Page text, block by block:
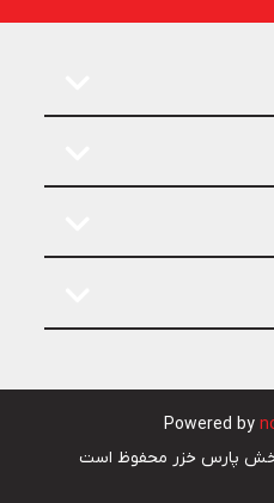
Powered by
پارس خزر محفوظ است